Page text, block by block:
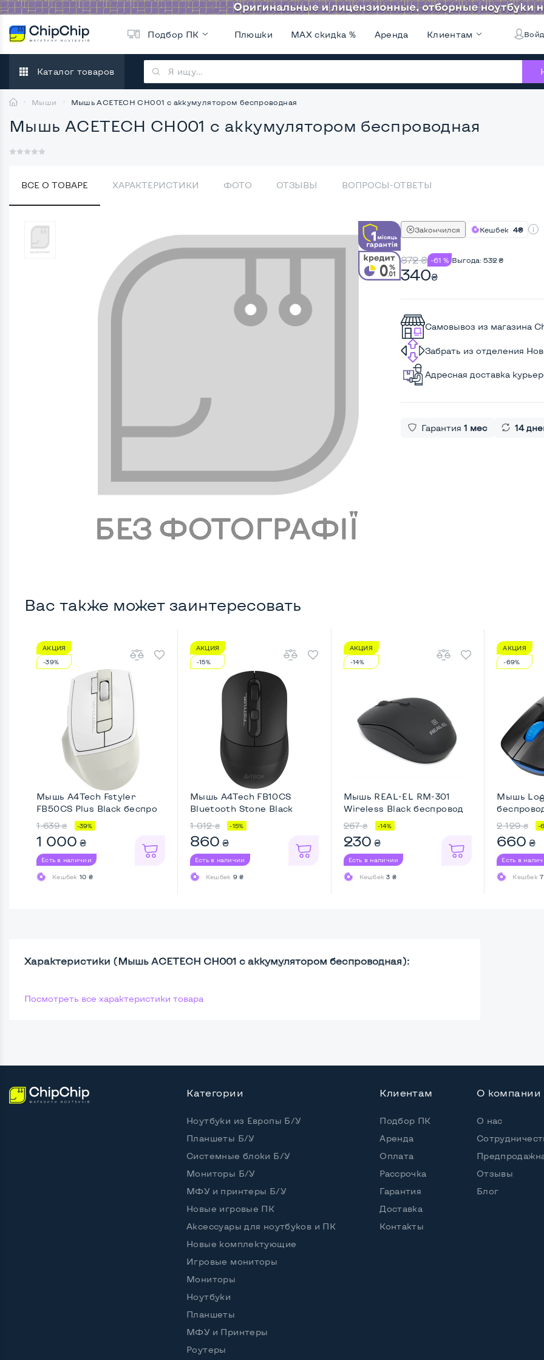
Подбор ПК Плюшки MAX скидка % Аренда Клиентам
Каталог товаров
Мыши Мышь ACETECH CH001 с аккумулятором беспроводная
Мышь ACETECH CH001 с аккумулятором беспроводная
ВСЕ О ТОВАРЕ ХАРАКТЕРИСТИКИ ФОТО ОТЗЫВЫ ВОПРОСЫ-ОТВЕТЫ
Закончился Кешбек 4₴
872₴ -61 % Выгода: 532₴
340₴
Самовывоз из магазина
Забрать из отделения
Адресная доставка
Гарантия 1 мес 14
Вас также может заинтересовать
АКЦИЯ
-39%
Мышь A4Tech Fstyler
FB50CS Plus Black беспро
...
1 639 ₴ -39%
1 000 ₴
Есть в наличии
Кешбек 10 ₴
АКЦИЯ
-15%
Мышь A4Tech FB10CS
Bluetooth Stone Black
1 012 ₴ -15%
860 ₴
Есть в наличии
Кешбек 9 ₴
АКЦИЯ
-14%
Мышь REAL-EL RM-301
Wireless Black беспровод
...
267 ₴ -14%
230 ₴
Есть в наличии
Кешбек3 ₴
АКЦИЯ
-69%
Мышь
2 129 ₴ -
660 ₴
Есть в
Кешбек
Характеристики (Мышь ACETECH CH001 с аккумулятором беспроводная):
Посмотреть все характеристики товара
Категории
Ноутбуки из Европы Б/У
Планшеты Б/У
Системные блоки Б/У
Мониторы Б/У
МФУ и принтеры Б/У
Новые игровые ПК
Аксессуары для ноутбуков и ПК
Новые комплектующие
Игровые мониторы
Мониторы
Ноутбуки
Планшеты
МФУ и Принтеры
Роутеры
Клиентам
Подбор ПК
Аренда
Оплата
Рассрочка
Гарантия
Доставка
Контакты
О компании
О нас
Отзывы
Блог